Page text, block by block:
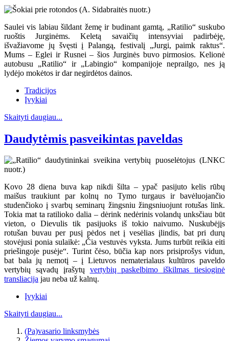
Saulei vis labiau šildant žemę ir budinant gamtą, „Ratilio“ suskubo
ruoštis Jurginėms. Keletą savaičių intensyviai padirbėję,
išvažiavome jų švęsti į Palangą, festivalį „Jurgi, paimk raktus“.
Mums – Eglei ir Rusnei – šios Jurginės buvo pirmosios. Kelionė
autobusu „Ratilio“ ir „Labingio“ kompanijoje neprailgo, nes ją
lydėjo mokėtos ir dar negirdėtos dainos.
Tradicijos
Įvykiai
Skaityti daugiau...
Daudytėmis pasveikintas paveldas
Kovo 28 diena buva kap nikdi šilta – ypač pasijuto kelis rūbų
maišus traukiunt par kolnų no Tymo turgaus ir bavėluojančio
studenčioko į svarbų seminarų žingsniu žingsniuojunt rotušas link.
Tokia mat ta ratilioko dalia – dėrink nedėrinis volandų unksčiau būt
vieton, o Dievulis tik pasijuoks iš tokio naivumo. Nuskubėjįs
rotušan buvau per pusį pėdos net į vesėlias įlindis, bat pri durų
stovėjusi ponia sulaikė: „Čia vestuvės vyksta. Jums turbūt reikia eiti
priešingoje pusėje“. Turint čėso, būčia kap nors prisiprošys vidun,
bat bala jų nemotį – į Lietuvos nematerialaus kultūros paveldo
vertybių sąvadų įrašytų vertybių paskelbimo iškilmas tiesioginė
transliacija jau neba už kalnų.
Įvykiai
Skaityti daugiau...
(Pa)vasario linksmybės